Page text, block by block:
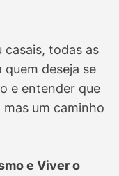
casais, todas as
deseja se
e entender que
um caminho
e Viver o